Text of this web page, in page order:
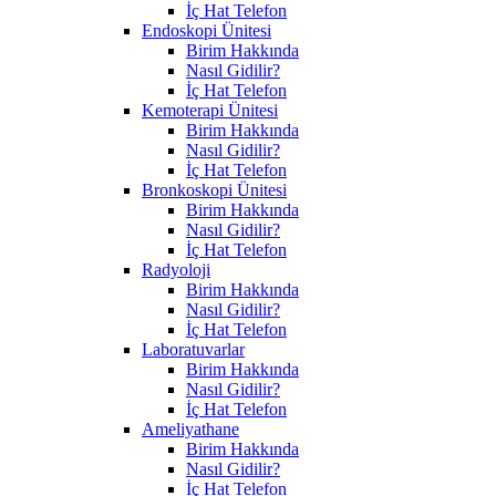
İç Hat Telefon
Endoskopi Ünitesi
Birim Hakkında
Nasıl Gidilir?
İç Hat Telefon
Kemoterapi Ünitesi
Birim Hakkında
Nasıl Gidilir?
İç Hat Telefon
Bronkoskopi Ünitesi
Birim Hakkında
Nasıl Gidilir?
İç Hat Telefon
Radyoloji
Birim Hakkında
Nasıl Gidilir?
İç Hat Telefon
Laboratuvarlar
Birim Hakkında
Nasıl Gidilir?
İç Hat Telefon
Ameliyathane
Birim Hakkında
Nasıl Gidilir?
İç Hat Telefon